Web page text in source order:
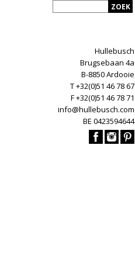
Hullebusch
Brugsebaan 4a
B-8850 Ardooie
T +32(0)51 46 78 67
F +32(0)51 46 78 71
info@hullebusch.com
BE 0423594644